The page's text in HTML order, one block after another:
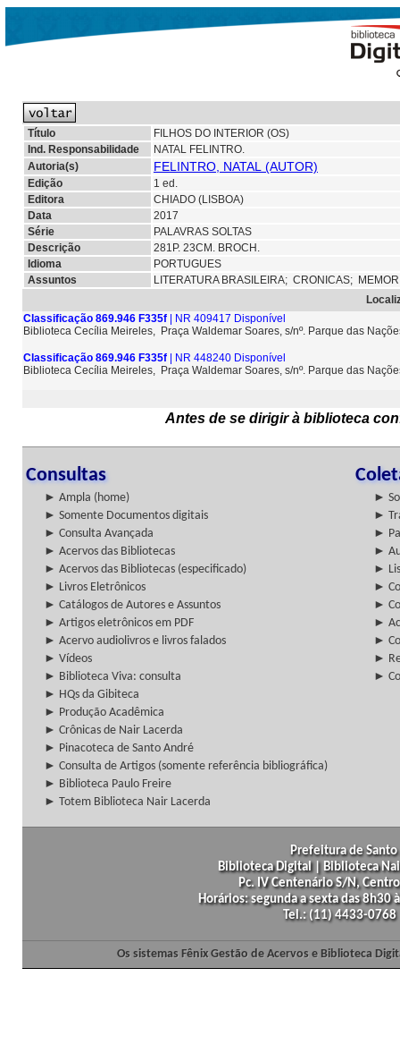
Título
FILHOS DO INTERIOR (OS)
Ind. Responsabilidade
NATAL FELINTRO.
Autoria(s)
FELINTRO, NATAL (AUTOR)
Edição
1 ed.
Editora
CHIADO (LISBOA)
Data
2017
Série
PALAVRAS SOLTAS
Descrição
281P. 23CM. BROCH.
Idioma
PORTUGUES
Assuntos
LITERATURA BRASILEIRA; CRONICAS;
Classificação 869.946 F335f | NR 409417 Disponível
Biblioteca Cecília Meireles, Praça Waldemar Soares, s/nº. Parque das
Classificação 869.946 F335f | NR 448240 Disponível
Biblioteca Cecília Meireles, Praça Waldemar Soares, s/nº. Parque das
Antes de se dirigir à biblioteca
Consultas
► Ampla (home)
►
► Somente Documentos digitais
►
► Consulta Avançada
►
► Acervos das Bibliotecas
►
► Acervos das Bibliotecas (especificado)
►
► Livros Eletrônicos
►
► Catálogos de Autores e Assuntos
►
► Artigos eletrônicos em PDF
►
► Acervo audiolivros e livros falados
►
► Vídeos
►
► Biblioteca Viva: consulta
►
► HQs da Gibiteca
► Produção Acadêmica
► Crônicas de Nair Lacerda
► Pinacoteca de Santo André
► Consulta de Artigos (somente referência bibliográfica)
► Biblioteca Paulo Freire
► Totem Biblioteca Nair Lacerda
Prefeitura de
Biblioteca Digital | Biblioteca
Pc. IV Centenário S/N,
Horários: segunda a sexta das
Tel.: (11) 4433-
Os sistemas Fênix Gestão de Acervos e Biblioteca